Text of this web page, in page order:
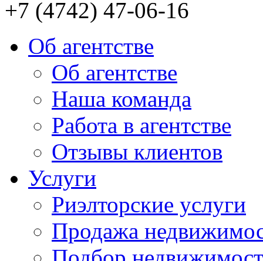
+7 (4742) 47-06-16
Об агентстве
Об агентстве
Наша команда
Работа в агентстве
Отзывы клиентов
Услуги
Риэлторские услуги
Продажа